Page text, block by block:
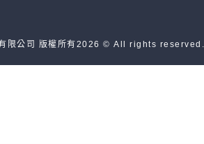
限公司 版權所有2026 © All rights reserved.